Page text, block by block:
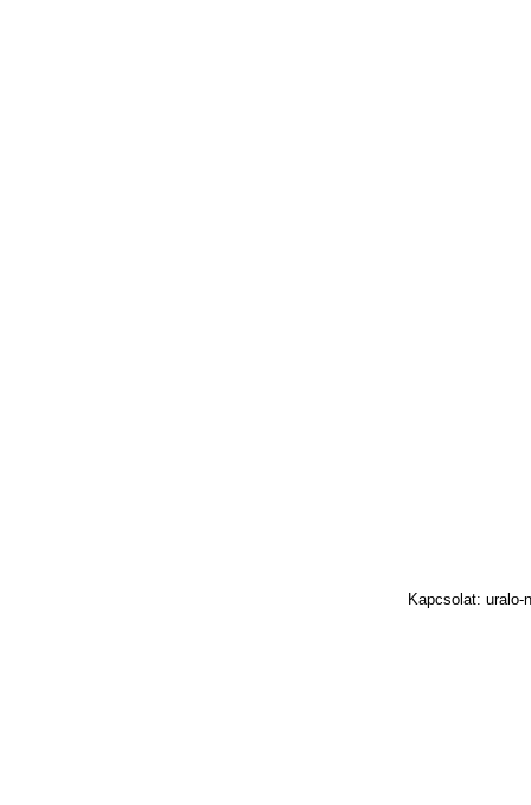
Kapcsolat: uralo-